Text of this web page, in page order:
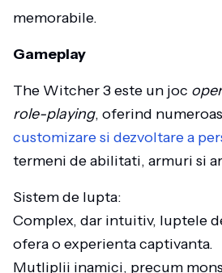
memorabile.
Gameplay
The Witcher 3 este un joc
role-playing, oferind
customizare si dezvoltare a
termeni de abilitati, armuri si
Sistem de lupta:
Complex, dar intuitiv, luptele
ofera o experienta captivanta.
Mutliplii inamici, precum